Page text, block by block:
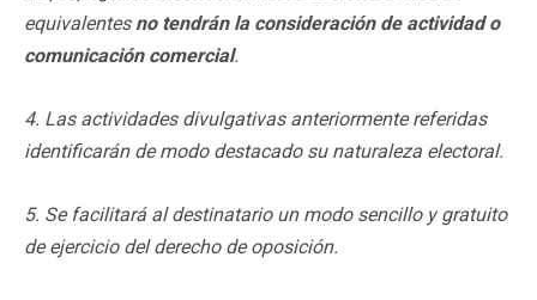
equivalentes no tendrán la consideración de actividad o
comunicación comercial.
4. Las actividades divulgativas anteriormente referidas
identificarán de modo destacado su naturaleza electoral.
5. Se facilitará al destinatario un modo sencillo y gratuito
de ejercicio del derecho de oposición.